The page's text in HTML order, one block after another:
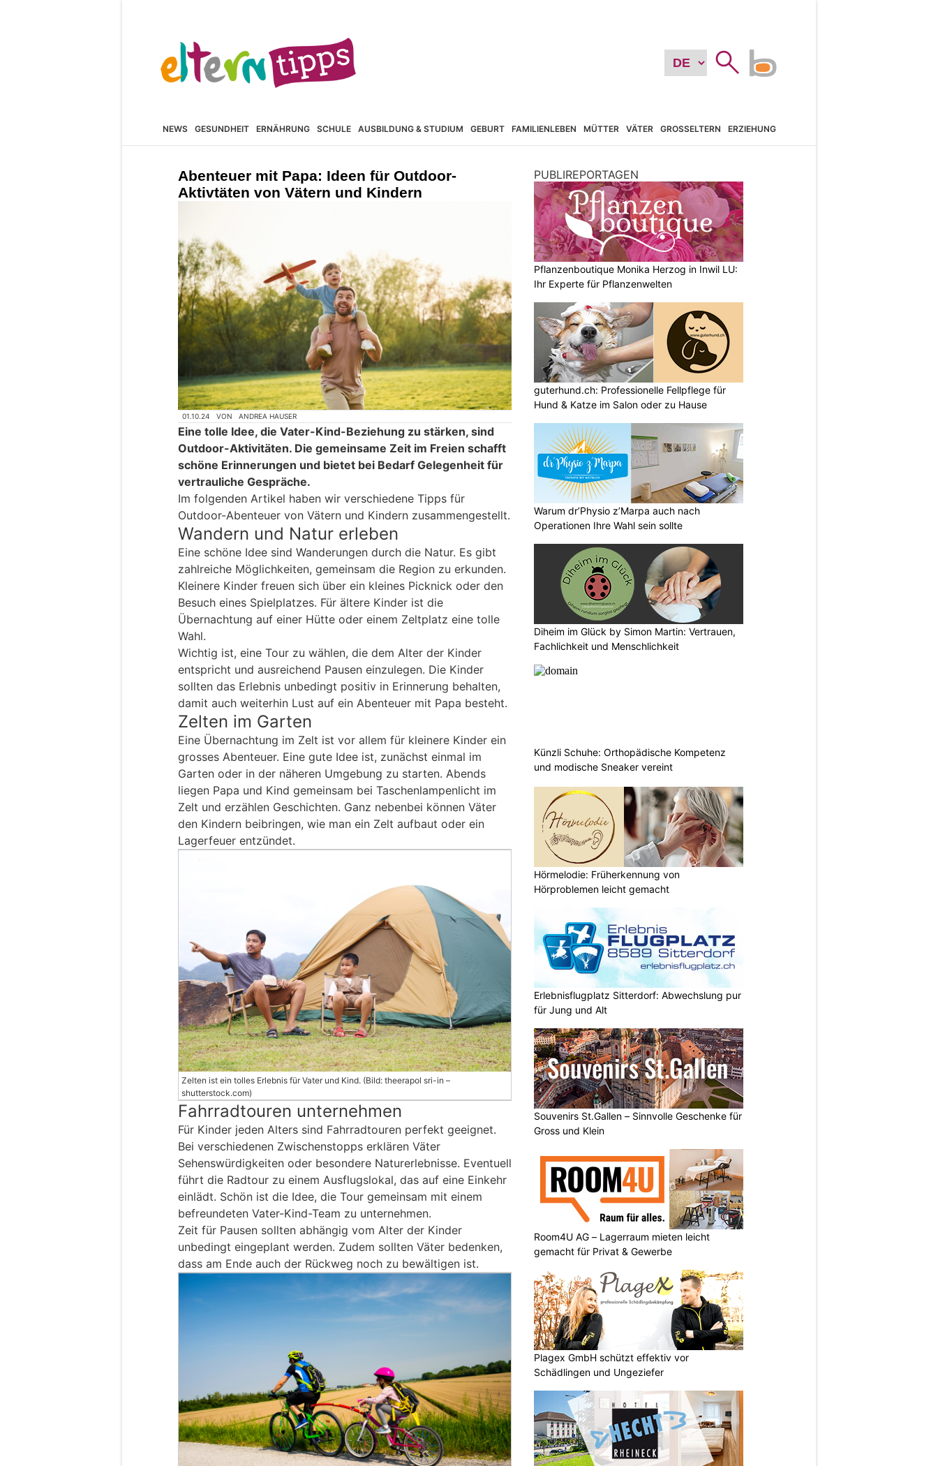
NEWS GESUNDHEIT ERNÄHRUNG SCHULE AUSBILDUNG & STUDIUM GEBURT FAMILIENLEBEN MÜTTER VÄTER GROSSELTERN ERZIEHUNG
Abenteuer mit Papa: Ideen für Outdoor-
Aktivtäten von Vätern und Kindern
01.10.24 VON ANDREA HAUSER
Eine tolle Idee, die Vater-Kind-Beziehung zu stärken, sind
Outdoor-Aktivitäten. Die gemeinsame Zeit im Freien schafft
schöne Erinnerungen und bietet bei Bedarf Gelegenheit für
vertrauliche Gespräche.
Im folgenden Artikel haben wir verschiedene Tipps für
Outdoor-Abenteuer von Vätern und Kindern zusammengestellt.
Wandern und Natur erleben
Eine schöne Idee sind Wanderungen durch die Natur. Es gibt
zahlreiche Möglichkeiten, gemeinsam die Region zu erkunden.
Kleinere Kinder freuen sich über ein kleines Picknick oder den
Besuch eines Spielplatzes. Für ältere Kinder ist die
Übernachtung auf einer Hütte oder einem Zeltplatz eine tolle
Wahl.
Wichtig ist, eine Tour zu wählen, die dem Alter der Kinder
entspricht und ausreichend Pausen einzulegen. Die Kinder
sollten das Erlebnis unbedingt positiv in Erinnerung behalten,
damit auch weiterhin Lust auf ein Abenteuer mit Papa besteht.
Zelten im Garten
Eine Übernachtung im Zelt ist vor allem für kleinere Kinder ein
grosses Abenteuer. Eine gute Idee ist, zunächst einmal im
Garten oder in der näheren Umgebung zu starten. Abends
liegen Papa und Kind gemeinsam bei Taschenlampenlicht im
Zelt und erzählen Geschichten. Ganz nebenbei können Väter
den Kindern beibringen, wie man ein Zelt aufbaut oder ein
Lagerfeuer entzündet.
Zelten ist ein tolles Erlebnis für Vater und Kind. (Bild: theerapol sri-in –
shutterstock.com)
Fahrradtouren unternehmen
Für Kinder jeden Alters sind Fahrradtouren perfekt geeignet.
Bei verschiedenen Zwischenstopps erklären Väter
Sehenswürdigkeiten oder besondere Naturerlebnisse. Eventuell
führt die Radtour zu einem Ausflugslokal, das auf eine Einkehr
einlädt. Schön ist die Idee, die Tour gemeinsam mit einem
befreundeten Vater-Kind-Team zu unternehmen.
Zeit für Pausen sollten abhängig vom Alter der Kinder
unbedingt eingeplant werden. Zudem sollten Väter bedenken,
dass am Ende auch der Rückweg noch zu bewältigen ist.
PUBLIREPORTAGEN
Pflanzenboutique Monika Herzog in Inwil LU:
Ihr Experte für Pflanzenwelten
guterhund.ch: Professionelle Fellpflege für
Hund & Katze im Salon oder zu Hause
Warum dr’Physio z’Marpa auch nach
Operationen Ihre Wahl sein sollte
Diheim im Glück by Simon Martin: Vertrauen,
Fachlichkeit und Menschlichkeit
Künzli Schuhe: Orthopädische Kompetenz
und modische Sneaker vereint
Hörmelodie: Früherkennung von
Hörproblemen leicht gemacht
Erlebnisflugplatz Sitterdorf: Abwechslung pur
für Jung und Alt
Souvenirs St.Gallen – Sinnvolle Geschenke für
Gross und Klein
Room4U AG – Lagerraum mieten leicht
gemacht für Privat & Gewerbe
Plagex GmbH schützt effektiv vor
Schädlingen und Ungeziefer